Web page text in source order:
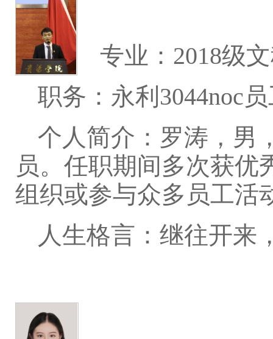
专业：2018级
职务：永利3044noc
个人简介：罗涛，男
员。任职期间多次获优
组织或参与众多员工活
人生格言：继往开来